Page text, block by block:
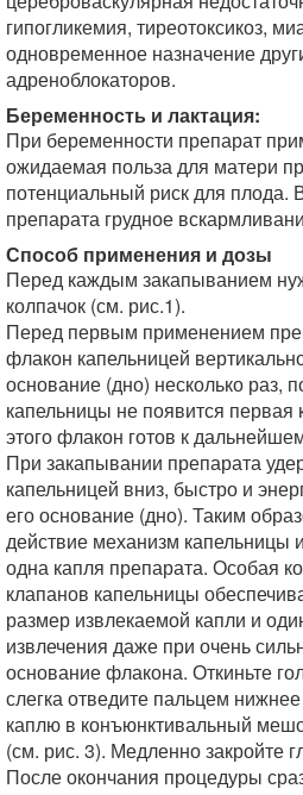
гипогликемия, тиреотоксикоз,
одновременное назначение
адреноблокаторов.
Беременность и лактация:
При беременности препарат
ожидаемая польза для матери
потенциальный риск для
препарата грудное
Способ применения и дозы
Перед каждым закапыванием
колпачок (см. рис.1).
Перед первым применением
флакон капельницей
основание (дно) несколько раз,
капельницы не появится
этого флакон готов к
При закапывании препарата
капельницей вниз, быстро и
его основание (дно). Таким
действие механизм капельницы
одна капля препарата. Особая
клапанов капельницы
размер извлекаемой капли и
извлечения даже при очень
основание флакона. Откиньте
слегка отведите пальцем
каплю в конъюнктивальный
(см. рис. 3). Медленно закройте
После окончания процедуры